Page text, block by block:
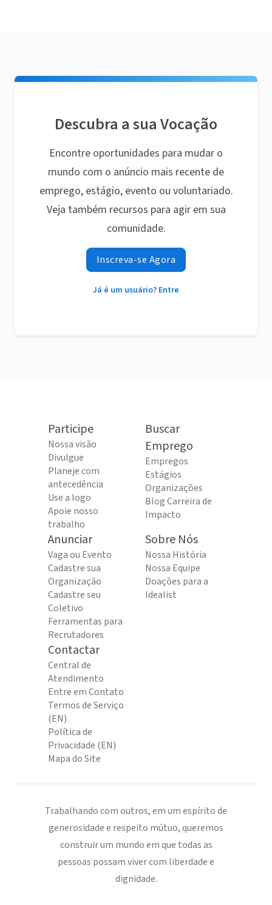
Descubra a sua Vocação
Encontre oportunidades para mudar o
mundo com o anúncio mais recente de
emprego, estágio, evento ou voluntariado.
Veja também recursos para agir em sua
comunidade.
Inscreva-se Agora
Já é um usuário? Entre
Participe
Nossa visão
Divulgue
Planeje com
antecedência
Use a logo
Apoie nosso
trabalho
Buscar
Emprego
Empregos
Estágios
Organizações
Blog Carreira de
Impacto
Anunciar
Vaga ou Evento
Cadastre sua
Organização
Cadastre seu
Coletivo
Ferramentas para
Recrutadores
Sobre Nós
Nossa História
Nossa Equipe
Doações para a
Idealist
Contactar
Central de
Atendimento
Entre em Contato
Termos de Serviço
(EN)
Política de
Privacidade (EN)
Mapa do Site
Trabalhando com outros, em um espírito de
generosidade e respeito mútuo, queremos
construir um mundo em que todas as
pessoas possam viver com liberdade e
dignidade.